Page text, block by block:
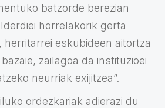
batzorde berezian
horrelakorik gerta
herritarrei eskubideen aitortza
zailagoa da instituzioei
neurriak exijitzea”.
ordezkariak adierazi du